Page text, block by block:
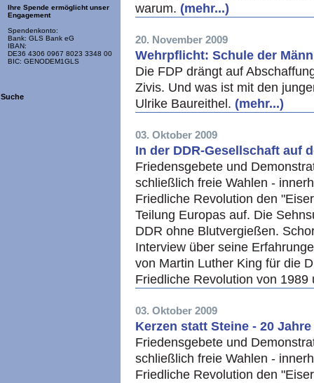
Ihre Spende ermöglicht unser
Engagement
Spendenkonto:
Bank: GLS Bank eG
IBAN:
DE36 4306 0967 8023 3348 00
BIC: GENODEM1GLS
Suche
warum. (mehr...)
20. November 2009
Wehrpflicht: Schule der
Die FDP drängt auf
Zivis. Und was ist mit den
Ulrike Baureithel. (mehr...)
03. Oktober 2009
In der DDR-Gesellschaft auf
Friedensgebete und
schließlich freie Wahlen -
Friedliche Revolution den
Teilung Europas auf. Die
DDR ohne Blutvergießen.
Interview über seine
von Martin Luther King für die
Friedliche Revolution von
03. Oktober 2009
Kerzen statt Steine - 20
Friedensgebete und
schließlich freie Wahlen -
Friedliche Revolution den